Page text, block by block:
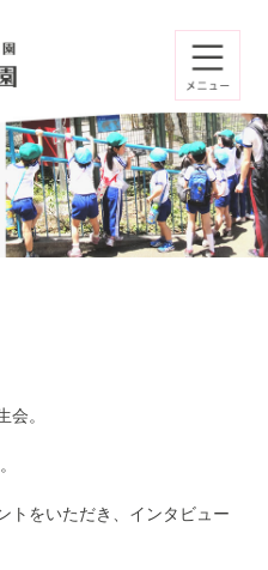
。
トをいただき、インタビュー